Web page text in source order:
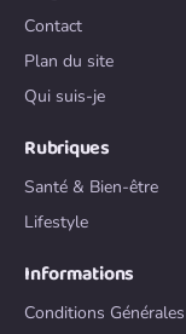
Contact
Plan du site
Qui suis-je
Rubriques
Santé & Bien-être
Lifestyle
Informations
Conditions